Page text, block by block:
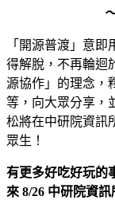
「開源普渡」意
得解脫，不再輪迴
源協作」的理念，
等，向大眾分享，
松將在中研院資訊
眾生！
有更多好吃好玩的
來 8/26 中研院資